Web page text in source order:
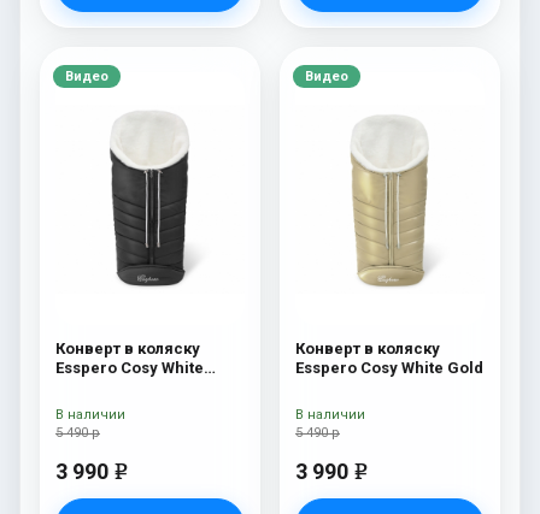
Видео
Конверт в коляску
Esspero Cosy White
5 490 р
3 990 e
В наличии
Видео
Конверт в коляску
Esspero Cosy White Gold
5 490 р
3 990 e
В наличии